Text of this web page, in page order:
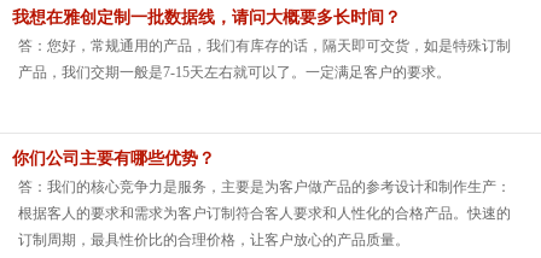
我想在雅创定制一批数据线，请问大概要多长时间？
答：您好，常规通用的产品，我们有库存的话，隔天即可交货，如是特殊订制
产品，我们交期一般是7-15天左右就可以了。一定满足客户的要求。
你们公司主要有哪些优势？
答：我们的核心竞争力是服务，主要是为客户做产品的参考设计和制作生产：
根据客人的要求和需求为客户订制符合客人要求和人性化的合格产品。快速的
订制周期，最具性价比的合理价格，让客户放心的产品质量。